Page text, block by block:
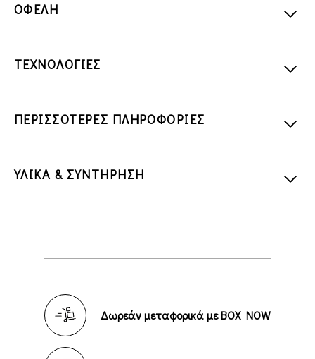
ΟΦΕΛΗ
ΤΕΧΝΟΛΟΓΙΕΣ
ΠΕΡΙΣΣΟΤΕΡΕΣ ΠΛΗΡΟΦΟΡΙΕΣ
ΥΛΙΚΑ & ΣΥΝΤΗΡΗΣΗ
Δωρεάν μεταφορικά με BOX NOW